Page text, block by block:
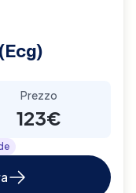
Prezzo
123€